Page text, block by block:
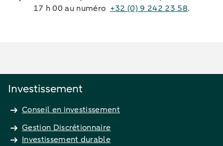
17 h 00 au numéro+32 (0) 9 242 23 58.
Investissement
Conseil en investissement
Gestion Discrétionnaire
Investissement durable